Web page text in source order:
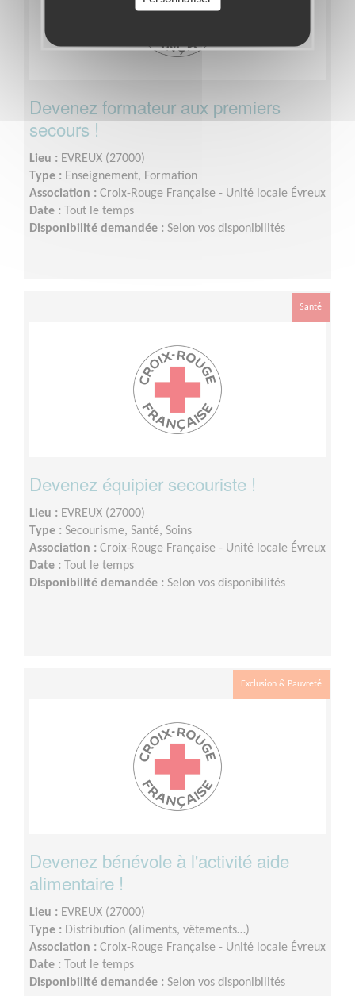
Devenez formateur aux premiers
secours !
Lieu : EVREUX (27000)
Type : Enseignement, Formation
Association : Croix-Rouge Française - Unité locale Évreux
Date : Tout le temps
Disponibilité demandée : Selon vos disponibilités
Santé
Devenez équipier secouriste !
Lieu : EVREUX (27000)
Type : Secourisme, Santé, Soins
Association : Croix-Rouge Française - Unité locale Évreux
Date : Tout le temps
Disponibilité demandée : Selon vos disponibilités
Exclusion & Pauvreté
Devenez bénévole à l'activité aide
alimentaire !
Lieu : EVREUX (27000)
Type : Distribution (aliments, vêtements…)
Association : Croix-Rouge Française - Unité locale Évreux
Date : Tout le temps
Disponibilité demandée : Selon vos disponibilités